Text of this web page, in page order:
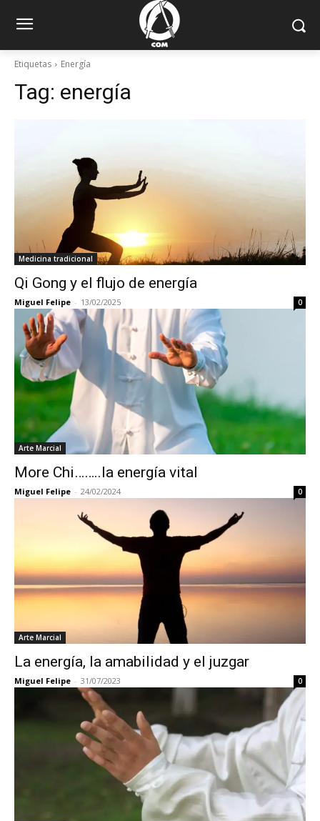
Etiquetas Energía
Tag: energía
Medicina tradicional
Qi Gong y el flujo de energía
Miguel Felipe - 13/02/2025 0
Arte Marcial
More Chi……..la energía vital
Miguel Felipe - 24/02/2024 0
Arte Marcial
La energía, la amabilidad y el juzgar
Miguel Felipe - 31/07/2023 0